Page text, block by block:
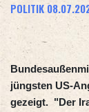
POLITIK
jüngsten US-
gezeigt. "Der